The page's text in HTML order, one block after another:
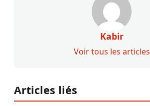
Kabir
Voir tous les articles
Articles liés